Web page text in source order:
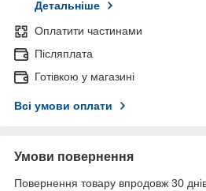
Детальніше
Оплатити частинами
Післяплата
Готівкою у магазині
Всі умови оплати
Умови повернення
Повернення товару впродовж 30